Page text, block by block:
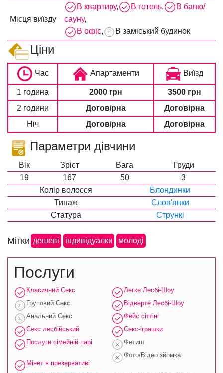
Місця виїзду
В квартиру, В готель,
В баню/
сауну,
В офіс, В заміський будинок
Ціни
Час Апартаменти Виїзд
1 година 2000 грн
3500 грн
2 години
Договірна
Договірна
Ніч
Договірна Договірна
Параметри дівчини
Вік Зріст Вага
Груди
19
167 50
3
Колір волосся
Блондинки
Типаж
Слов'янки
Статура
Стрункі
Мітки дешеві індивідуалки молоді
Послуги
Класичний Секс
Груповий Секс
Анальний Секс
Секс лесбійський
Послуги сімейній парі
Мінет в презервативі
Легке Лесбі-Шоу
Відверте Лесбі-Шоу
Фейс сіттінг
Секс-іграшки
Фетиш
Фото/Відео зйомка